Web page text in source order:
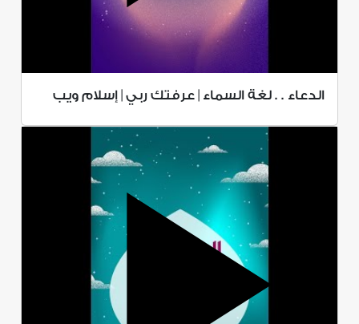
الدعاء . . لغة السماء | عرفتك ربي | إسلام ويب